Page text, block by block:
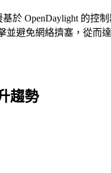
基於 OpenDaylight 的
避免網絡擠塞，從而
趨勢